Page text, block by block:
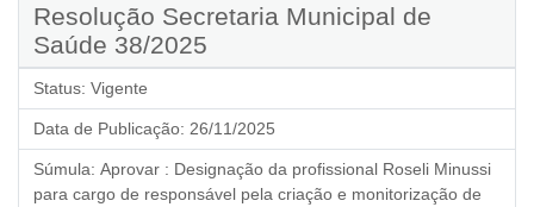
Resolução Secretaria Municipal de
Saúde 38/2025
Status: Vigente
Data de Publicação: 26/11/2025
Súmula: Aprovar : Designação da profissional Roseli Minussi
para cargo de responsável pela criação e monitorização de